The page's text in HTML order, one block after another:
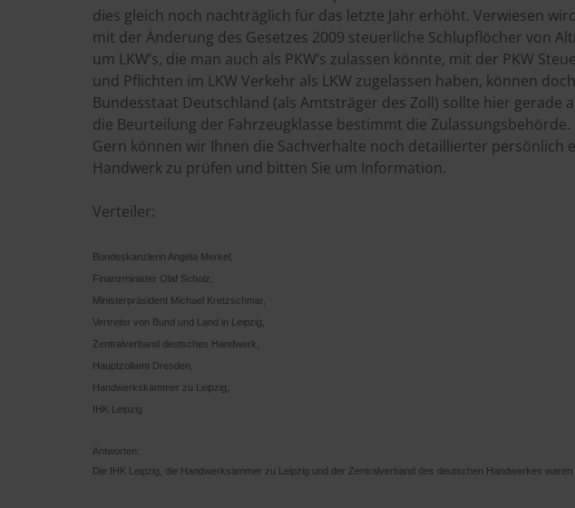
dies gleich noch nachträglich für das letzte Jahr erhöht. Verwiesen
mit der Änderung des Gesetzes 2009 steuerliche Schlupflöcher von
um LKW’s, die man auch als PKW’s zulassen könnte, mit der PKW
und Pflichten im LKW Verkehr als LKW zugelassen haben, können
Bundesstaat Deutschland (als Amtsträger des Zoll) sollte hier gerade
die Beurteilung der Fahrzeugklasse bestimmt die
Gern können wir Ihnen die Sachverhalte noch detaillierter persönlich
Handwerk zu prüfen und bitten Sie um Information.
Verteiler:
Bundeskanzlerin Angela Merkel,
Finanzminister Olaf Scholz,
Ministerpräsident Michael Kretzschmar,
Vertreter von Bund und Land in Leipzig,
Zentralverband deutsches Handwerk,
Hauptzollamt Dresden,
Handwerkskammer zu Leipzig,
IHK Leipzig
Antworten:
Die IHK Leipzig, die Handwerksammer zu Leipzig und der Zentralverband des deutschen Handwerkes